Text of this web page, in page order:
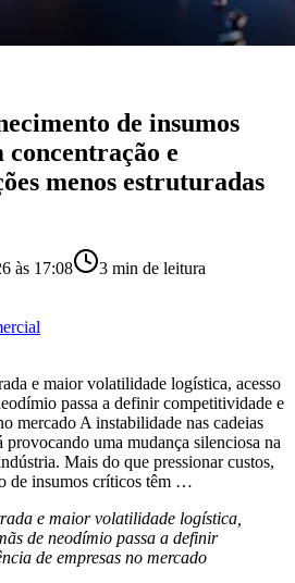
de insumos
e
menos estruturadas
às 17:08 3 min de leitura
e maior volatilidade logística, acesso
passa a definir competitividade e
mercado A instabilidade nas cadeias
provocando uma mudança silenciosa na
Mais do que pressionar custos,
de insumos críticos têm …
e maior volatilidade logística,
de neodímio passa a definir
de empresas no mercado